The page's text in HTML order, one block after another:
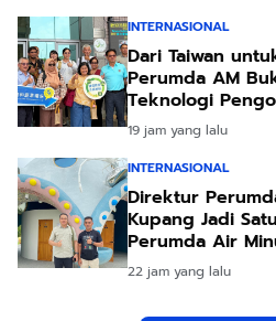
INTERNASIONAL
Dari Taiwan untuk Kota
Perumda AM
Teknologi
Energi
19 jam yang lalu
INTERNASIONAL
Direktur
Kupang Jadi
Perumda Air
Forum
22 jam yang lalu